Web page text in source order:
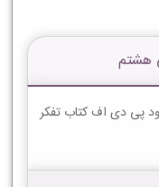
هشتم
پی دی اف کتاب تفکر